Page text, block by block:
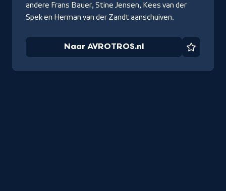
andere Frans Bauer, Stine Jensen, Kees van der
Spek en Herman van der Zandt aanschuiven.
Naar AVROTROS.nl